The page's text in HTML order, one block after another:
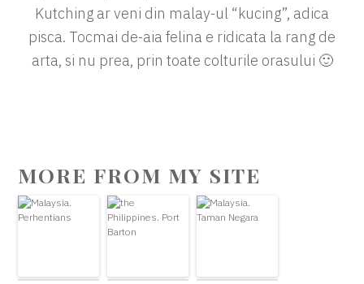
Kutching ar veni din malay-ul “kucing”, adica
pisca. Tocmai de-aia felina e ridicata la rang de
arta, si nu prea, prin toate colturile orasului 🙂
MORE FROM MY SITE